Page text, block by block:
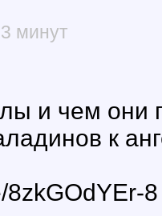
минут
и чем
к
8zkGOdYEr-8